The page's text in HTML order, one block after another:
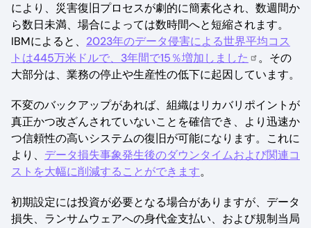
により、災害復旧プロセスが劇的に簡素化され、数週間か
ら数日未満、場合によっては数時間へと短縮されます。
IBMによると、 2023年のデータ侵害による世界平均コス
トは445万米ドルで、3年間で15％増加しました
。その
大部分は、業務の停止や生産性の低下に起因しています。
不変のバックアップがあれば、組織はリカバリポイントが
真正かつ改ざんされていないことを確信でき、より迅速か
つ信頼性の高いシステムの復旧が可能になります。これに
より、 データ損失事象発生後のダウンタイムおよび関連コ
ストを大幅に削減することができます。
初期設定には投資が必要となる場合がありますが、データ
損失、ランサムウェアへの身代金支払い、および規制当局